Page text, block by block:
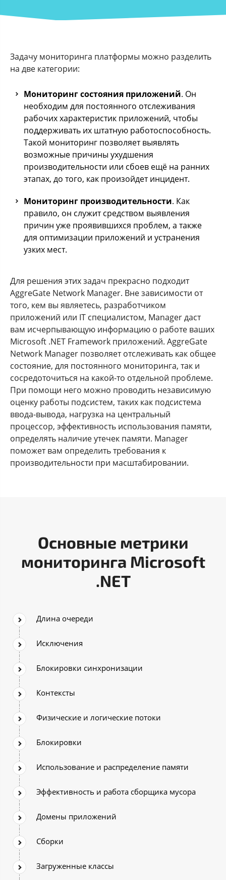
Задачу мониторинга платформы можно разделить
на две категории:
Мониторинг состояния приложений. Он
необходим для постоянного отслеживания
рабочих характеристик приложений, чтобы
поддерживать их штатную работоспособность.
Такой мониторинг позволяет выявлять
возможные причины ухудшения
производительности или сбоев ещё на ранних
этапах, до того, как произойдет инцидент.
Мониторинг производительности. Как
правило, он служит средством выявления
причин уже проявившихся проблем, а также
для оптимизации приложений и устранения
узких мест.
Для решения этих задач прекрасно подходит
AggreGate Network Manager. Вне зависимости от
того, кем вы являетесь, разработчиком
приложений или IT специалистом, Manager даст
вам исчерпывающую информацию о работе ваших
Microsoft .NET Framework приложений. AggreGate
Network Manager позволяет отслеживать как общее
состояние, для постоянного мониторинга, так и
сосредоточиться на какой-то отдельной проблеме.
При помощи него можно проводить независимую
оценку работы подсистем, таких как подсистема
ввода-вывода, нагрузка на центральный
процессор, эффективность использования памяти,
определять наличие утечек памяти. Manager
поможет вам определить требования к
производительности при масштабировании.
Основные метрики
мониторинга Microsoft
.NET
Длина очереди
Исключения
Блокировки синхронизации
Контексты
Физические и логические потоки
Блокировки
Использование и распределение памяти
Эффективность и работа сборщика мусора
Домены приложений
Сборки
Загруженные классы